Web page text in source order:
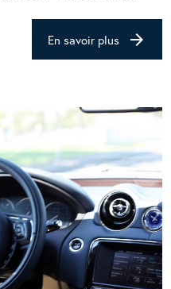
En savoir plus arrow_forward